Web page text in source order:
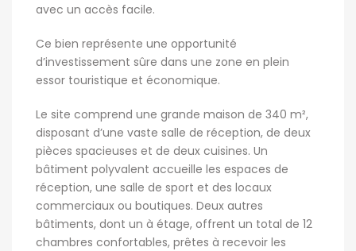
avec un accès facile.
Ce bien représente une opportunité
d’investissement sûre dans une zone en plein
essor touristique et économique.
Le site comprend une grande maison de 340 m²,
disposant d’une vaste salle de réception, de deux
pièces spacieuses et de deux cuisines. Un
bâtiment polyvalent accueille les espaces de
réception, une salle de sport et des locaux
commerciaux ou boutiques. Deux autres
bâtiments, dont un à étage, offrent un total de 12
chambres confortables, prêtes à recevoir les